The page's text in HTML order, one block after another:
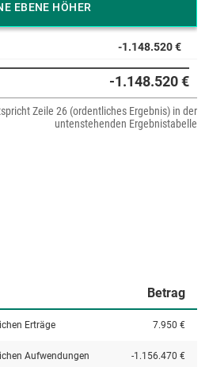
EBENE HÖHER
-1.148.520 €
-1.148.520 €
Zeile 26 (ordentliches Ergebnis) in der
untenstehenden Ergebnistabelle
Betrag
Erträge 7.950 €
Aufwendungen -1.156.470 €